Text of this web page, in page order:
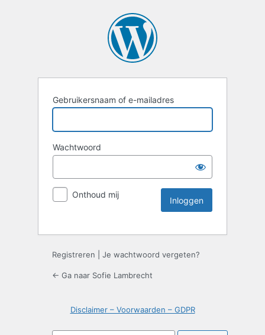
Gebruikersnaam of e-mailadres
Wachtwoord
Onthoud mij
Registreren Je wachtwoord vergeten?
← Ga naar Sofie Lambrecht
Disclaimer – Voorwaarden – GDPR